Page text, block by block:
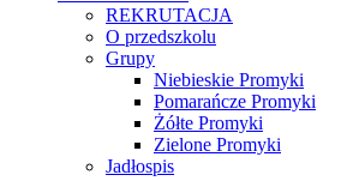
REKRUTACJA
O przedszkolu
Grupy
Niebieskie Promyki
Pomarańcze Promyki
Żółte Promyki
Zielone Promyki
Jadłospis